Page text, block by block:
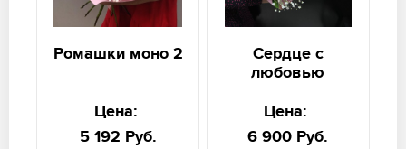
Ромашки моно 2
Цена:
5 192 Руб.
Сердце с
любовью
Цена:
6 900 Руб.